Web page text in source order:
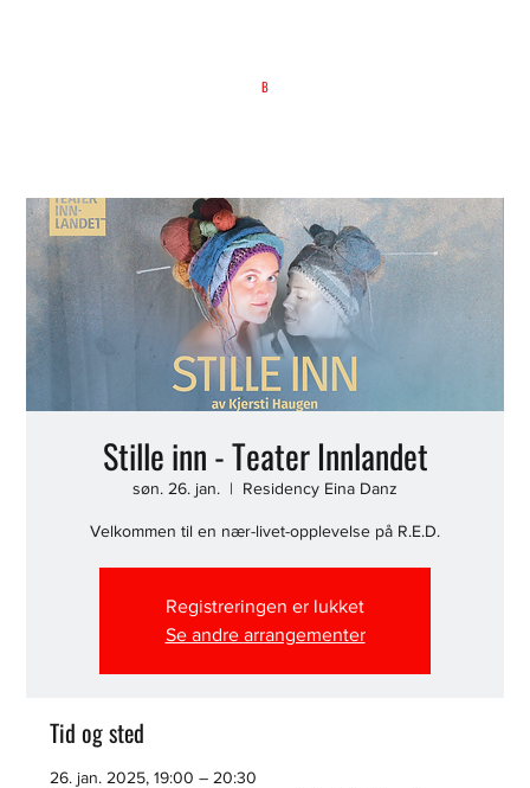
B
Stille inn - Teater Innlandet
søn. 26. jan.
  |
Residency Eina Danz
Velkommen til en nær-livet-opplevelse på R.E.D.
Registreringen er lukket
Se andre arrangementer
Tid og sted
26. jan. 2025, 19:00 – 20:30